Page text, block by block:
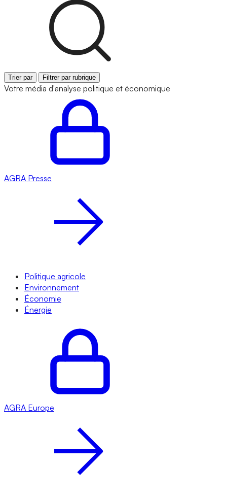
Trier par Filtrer par rubrique
Votre média d'analyse politique et économique
AGRA Presse
Politique agricole
Environnement
Économie
Énergie
AGRA Europe